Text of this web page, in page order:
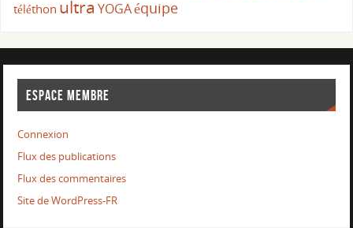
téléthon ultra YOGAéquipe
ESPACE MEMBRE
Connexion
Flux des publications
Flux des commentaires
Site de WordPress-FR